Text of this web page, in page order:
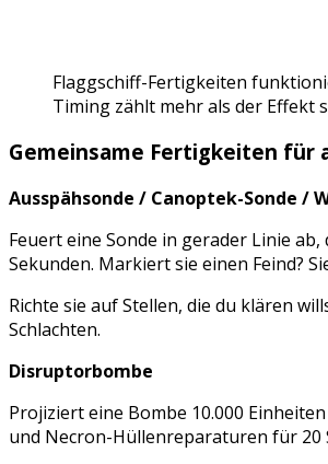
Flaggschiff-Fertigkeiten
Timing zählt mehr als der Effekt
Gemeinsame Fertigkeiten für
Ausspähsonde / Canoptek-Sonde /
Feuert eine Sonde in gerader Linie
Sekunden. Markiert sie einen Feind?
Richte sie auf Stellen, die du klären
Schlachten.
Disruptorbombe
Projiziert eine Bombe 10.000
und Necron-Hüllenreparaturen für 20